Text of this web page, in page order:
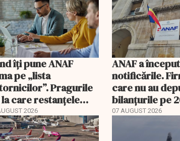
îți pune ANAF
pe „lista
Pragurile
care restanțele
publice
2026
ANAF a început
notificările.
care nu au
bilanțurile pe
să ajungă
07 AUGUST 2026